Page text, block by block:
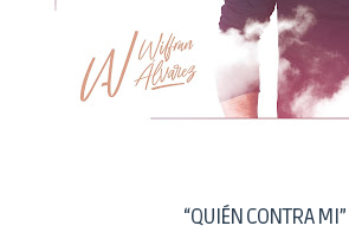
“QUIÉN CONTRA MI”